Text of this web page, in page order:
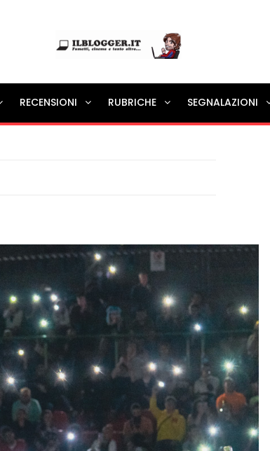
Ilblogger.it
Il portalino di blog |
RECENSIONI RUBRICHE SEGNALAZIONI